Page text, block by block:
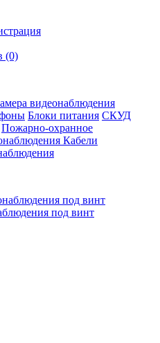
(0)
видеонаблюдения
Блоки питания СКУД
Пожарно-охранное
Кабели
под винт